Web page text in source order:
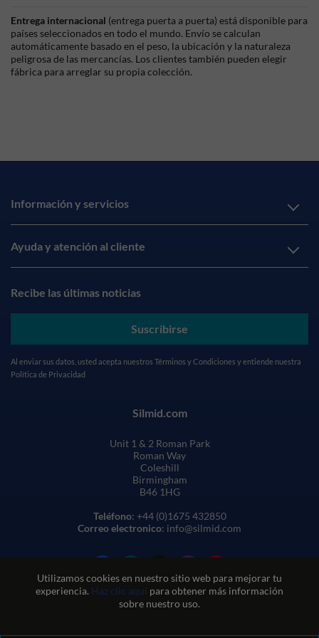
Utilizamos cookies en nuestro sitio web para mejorar tu
experiencia. Haz clic aquí para obtener más información
sobre nuestro uso.
Entrega internacional (entrega puerta a puerta) está disponible para
países seleccionados en todo el mundo. Envío se calculan
automáticamente basado en el peso, la ubicación y la naturaleza
peligrosa de las mercancías. Los clientes también pueden elegir
fábrica para arreglar su propia colección.
Información y servicios
Ayuda y atención al cliente
Recibe las últimas noticias
Suscribirse
Al enviar sus datos, usted acepta nuestros Términos y Condiciones y entiende nuestra
Política de Privacidad
Silmid.com
Unit 1 & 2 Roman Park
Roman Way
Coleshill
Birmingham
B46 1HG
Teléfono: +44 (0)1675 432850
Correo electronico: info@silmid.com